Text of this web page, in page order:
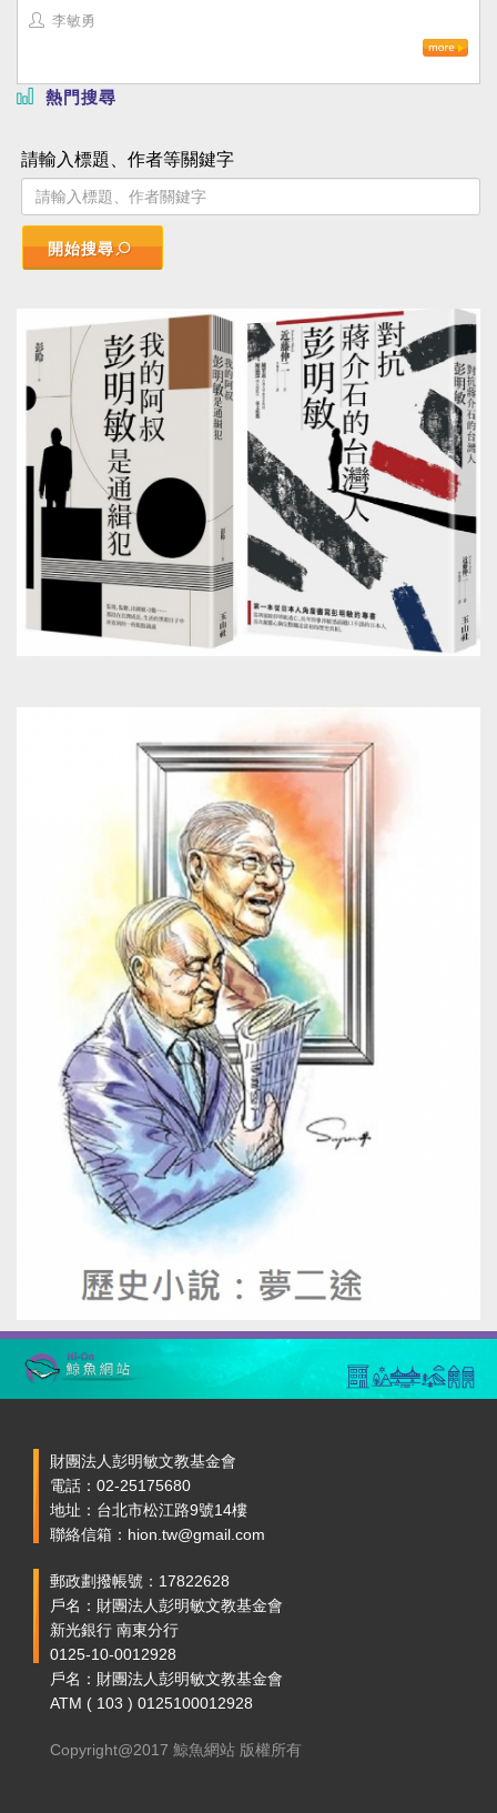
李敏勇
熱門搜尋
請輸入標題、作者等關鍵字
開始搜尋
財團法人彭明敏文教基金會
電話：02-25175680
地址：台北市松江路9號14樓
聯絡信箱：hion.tw@gmail.com
郵政劃撥帳號：17822628
戶名：財團法人彭明敏文教基金會
新光銀行 南東分行
0125-10-0012928
戶名：財團法人彭明敏文教基金會
ATM ( 103 ) 0125100012928
Copyright@2017 鯨魚網站 版權所有